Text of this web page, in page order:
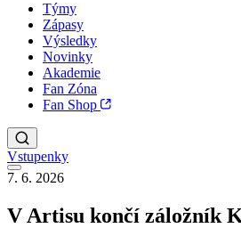
Týmy
Zápasy
Výsledky
Novinky
Akademie
Fan Zóna
Fan Shop
Vstupenky
7. 6. 2026
V Artisu končí záložník